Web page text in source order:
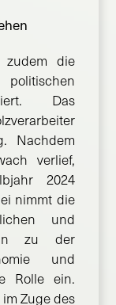
zudem die
Das
Nachdem
verlief,
2024
nimmt die
und
zu der
und
Rolle ein.
Zuge des